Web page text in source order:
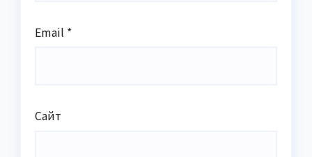
Email *
Сайт